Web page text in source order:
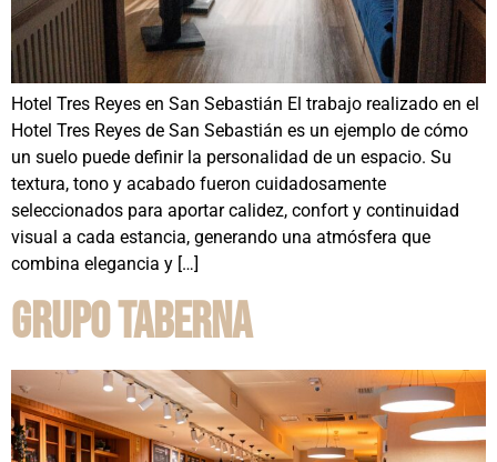
Hotel Tres Reyes en San Sebastián El trabajo realizado en el
Hotel Tres Reyes de San Sebastián es un ejemplo de cómo
un suelo puede definir la personalidad de un espacio. Su
textura, tono y acabado fueron cuidadosamente
seleccionados para aportar calidez, confort y continuidad
visual a cada estancia, generando una atmósfera que
combina elegancia y […]
Grupo Taberna